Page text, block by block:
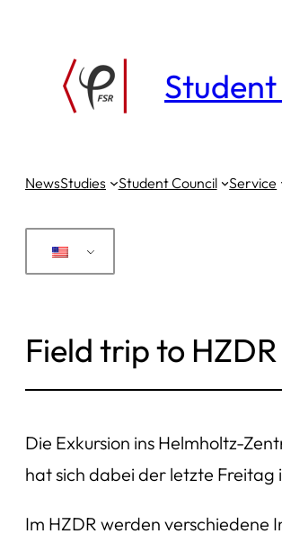
content
Student
NewsStudies Student Council Service
Field trip to HZDR
Die Exkursion ins Helmholtz-
hat sich dabei der letzte Freitag
Im HZDR werden verschiedene